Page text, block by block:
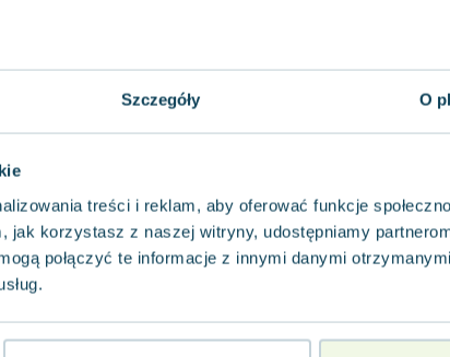
Szczegóły O
treści i reklam, aby oferować funkcje
jak korzystasz z naszej witryny, udostępniamy
połączyć te informacje z innymi danymi